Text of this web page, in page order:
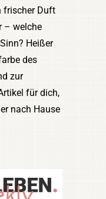
frischer Duft
– welche
Heißer
des
zur
für dich,
nach Hause